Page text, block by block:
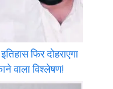
फिर दोहराएगा
वाला विश्लेषण!